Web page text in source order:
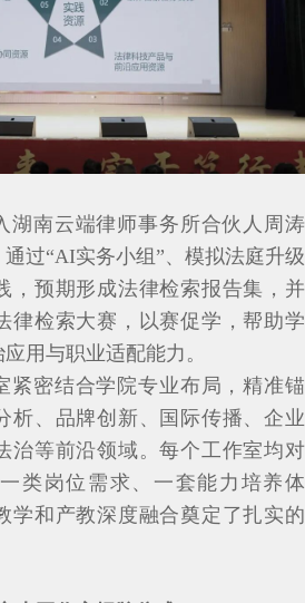
湖南云端律师事务所合伙人周涛
过“AI实务小组”、模拟法庭升级
，预期形成法律检索报告集，并
律检索大赛，以赛促学，帮助学
用与职业适配能力。
紧密结合学院专业布局，精准锚
析、品牌创新、国际传播、企业
治等前沿领域。每个工作室均对
类岗位需求、一套能力培养体
学和产教深度融合奠定了扎实的